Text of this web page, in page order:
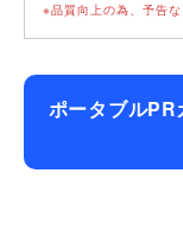
※品質向上の為、予告
ポータブルPR